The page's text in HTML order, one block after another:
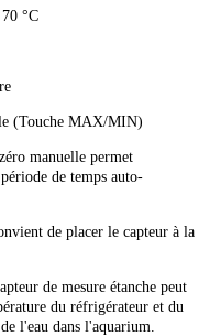
°C
(Touche MAX/MIN)
manuelle permet
de temps auto-
de placer le capteur à la
de mesure étanche peut
du réfrigérateur et du
l'eau dans l'aquarium.